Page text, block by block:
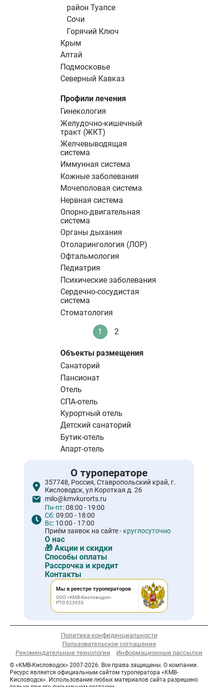
район Туапсе
Сочи
Горячий Ключ
Крым
Алтай
Подмосковье
Северный Кавказ
Профили лечения
Гинекология
Желудочно-кишечный
тракт (ЖКТ)
Желчевыводящая
система
Иммунная система
Кожные заболевания
Мочеполовая система
Нервная система
Опорно-двигательная
система
Органы дыхания
Отоларингология (ЛОР)
Офтальмология
Педиатрия
Психические заболевания
Сердечно-сосудистая
система
Стоматология
Нумерация
страниц Текущая
1 Стандартное
2
Объекты размещения
Санаторий
Пансионат
Отель
СПА-отель
Курортный отель
Детский санаторий
Бутик-отель
Апарт-отель
О туроператоре
357748, Россия, Ставропольский край, г.
Кисловодск, ул Короткая д. 26
milo@kmvkurorts.ru
Пн-пт:08:00 - 19:00
Сб:09:00 - 18:00
Вс: 10:00 - 17:00
Приём заявок на сайте - круглосуточно
О нас
🎁 Акции и скидки
Способы оплаты
Рассрочка и кредит
Контакты
Мы в реестре туроператоров
ООО «КМВ-Кисловодск»
РТО 023053
Политика конфиденциальности
Пользовательское соглашение
Рекомендательные технологии
Информационные рассылки
© «КМВ-Кисловодск» 2007-2026. Все права защищены. О компании.
Ресурс является официальным сайтом туроператора «КМВ-
Кисловодск». Использование любых материалов сайта разрешено